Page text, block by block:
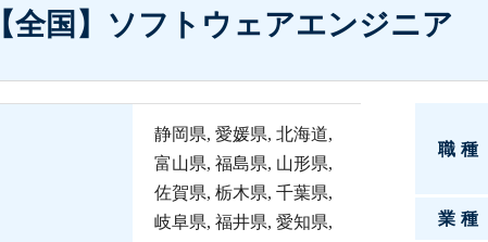
【全国】ソフトウェアエンジニア
静岡県, 愛媛県, 北海道,
富山県, 福島県, 山形県,
佐賀県, 栃木県, 千葉県,
岐阜県, 福井県, 愛知県,
職種
業種